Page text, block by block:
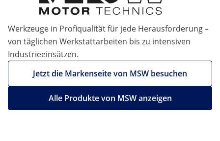
Werkzeuge in Profiqualität für jede Herausforderung –
von täglichen Werkstattarbeiten bis zu intensiven
Industrieeinsätzen.
Jetzt die Markenseite von MSW besuchen
Alle Produkte von MSW anzeigen